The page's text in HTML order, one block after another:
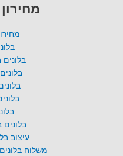
בלונים
עיצוב
משלוח